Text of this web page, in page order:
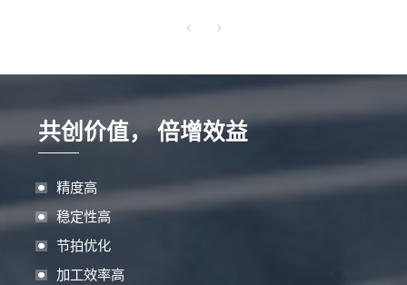
共创价值， 倍增效益
精度高
稳定性高
节拍优化
加工效率高